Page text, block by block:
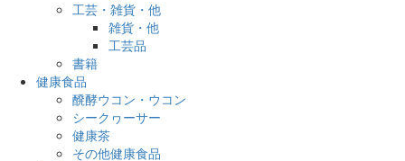
工芸・雑貨・他
雑貨・他
工芸品
書籍
健康食品
醗酵ウコン・ウコン
シークヮーサー
健康茶
その他健康食品